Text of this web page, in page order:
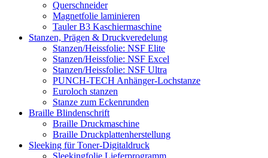
Querschneider
Magnetfolie laminieren
Tauler B3 Kaschiermaschine
Stanzen, Prägen & Druckveredelung
Stanzen/Heissfolie: NSF Elite
Stanzen/Heissfolie: NSF Excel
Stanzen/Heissfolie: NSF Ultra
PUNCH-TECH Anhänger-Lochstanze
Euroloch stanzen
Stanze zum Eckenrunden
Braille Blindenschrift
Braille Druckmaschine
Braille Druckplattenherstellung
Sleeking für Toner-Digitaldruck